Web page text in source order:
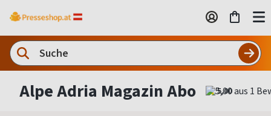
Alpe Adria Magazin Abo 5,00